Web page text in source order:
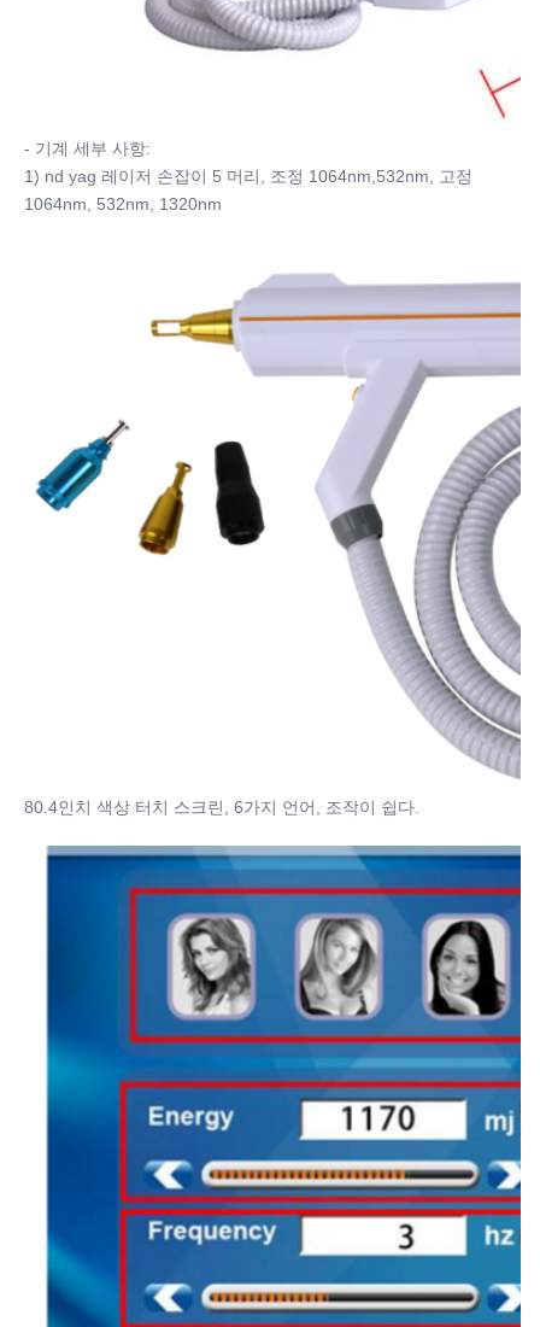
- 기계 세부 사항:
1) nd yag 레이저 손잡이 5 머리, 조정 1064nm,532nm, 고정
1064nm, 532nm, 1320nm
80.4인치 색상 터치 스크린, 6가지 언어, 조작이 쉽다.